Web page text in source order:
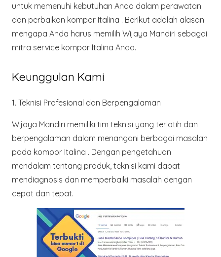
untuk memenuhi kebutuhan Anda dalam perawatan
dan perbaikan kompor Italina . Berikut adalah alasan
mengapa Anda harus memilih Wijaya Mandiri sebagai
mitra service kompor Italina Anda.
Keunggulan Kami
1. Teknisi Profesional dan Berpengalaman
Wijaya Mandiri memiliki tim teknisi yang terlatih dan
berpengalaman dalam menangani berbagai masalah
pada kompor Italina . Dengan pengetahuan
mendalam tentang produk, teknisi kami dapat
mendiagnosis dan memperbaiki masalah dengan
cepat dan tepat.